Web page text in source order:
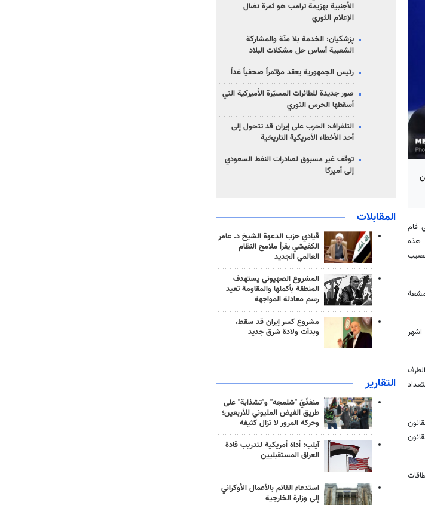
من
قام
هذه
وفي الرد على سؤال حول نصب اجهزة الطرد المركزي IR2m في منشاة نطنز قال: سيكون لنا في غضون اقل من 3 اشهر
وقال: ان الطاقات
الأجنبية بهزيمة ترامب هو ثمرة نضال
الإعلام الثوري
پزشکیان: الخدمة بلا منّة والمشاركة
الشعبية أساس حل مشكلات البلاد
رئيس الجمهورية يعقد مؤتمراً صحفياً غداً
صور جديدة للطائرات المسيّرة الأميركية التي
أسقطها الحرس الثوري
التلغراف: الحرب على إيران قد تتحول إلى
أحد الأخطاء الأمريكية التاريخية
توقف غير مسبوق لصادرات النفط السعودي
إلى أميركا
المقابلات
قيادي حزب الدعوة الشيخ د. عامر
الكفيشي يقرأ ملامح النظام
العالمي الجديد
المشروع الصهيوني يستهدف
المنطقة بأكملها والمقاومة تعيد
رسم معادلة المواجهة
مشروع كسر إيران قد سقط،
وبدأت ولادة شرق جديد
التقارير
منفذَيّ "شلمجه" و"تشذابة" على
طريق الفيض المليوني للأربعين؛
وحركة المرور لا تزال كثيفة
آيلب: أداة أمريكية لتدريب قادة
العراق المستقبليين
استدعاء القائم بالأعمال الأوكراني
إلى وزارة الخارجية